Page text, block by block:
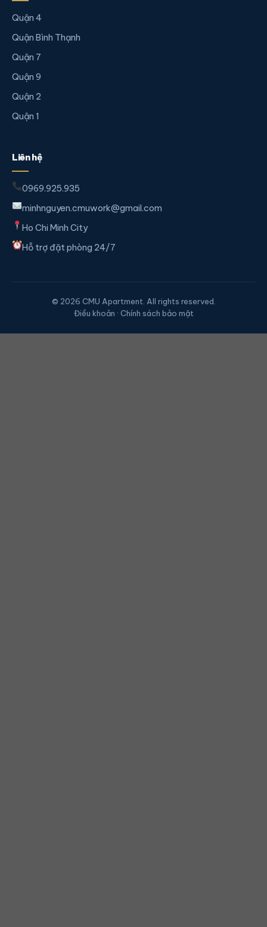
Quận 4
Quận Bình Thạnh
Quận 7
Quận 9
Quận 2
Quận 1
Liên hệ
0969.925.935
minhnguyen.cmuwork@gmail.com
Ho Chi Minh City
Hỗ trợ đặt phòng 24/7
© 2026 CMU Apartment. All rights reserved.
Điều khoản · Chính sách bảo mật